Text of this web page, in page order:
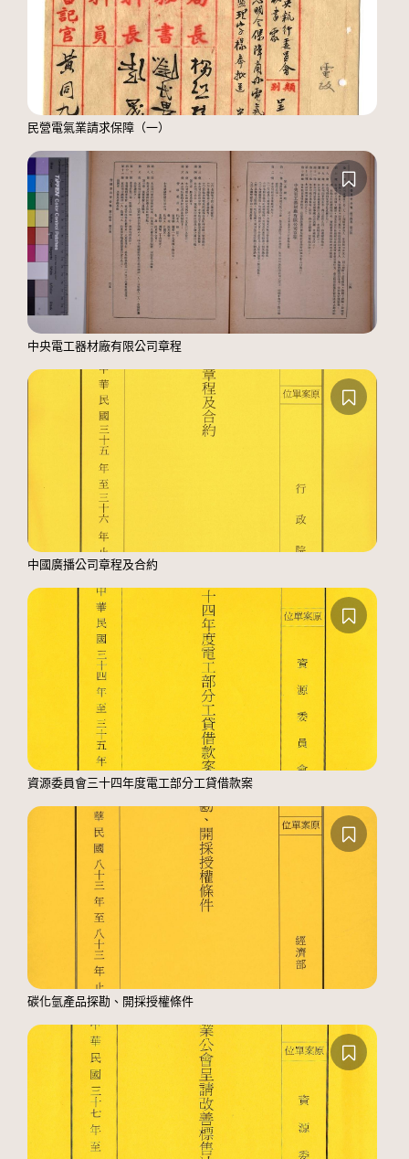
民營電氣業請求保障（一）
中央電工器材廠有限公司章程
中國廣播公司章程及合約
資源委員會三十四年度電工部分工貸借款案
碳化氫產品探勘、開採授權條件